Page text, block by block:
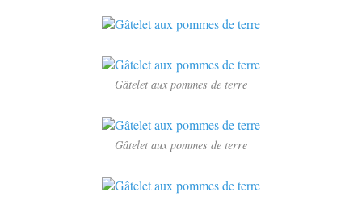
Gâtelet aux pommes de terre
Gâtelet aux pommes de terre